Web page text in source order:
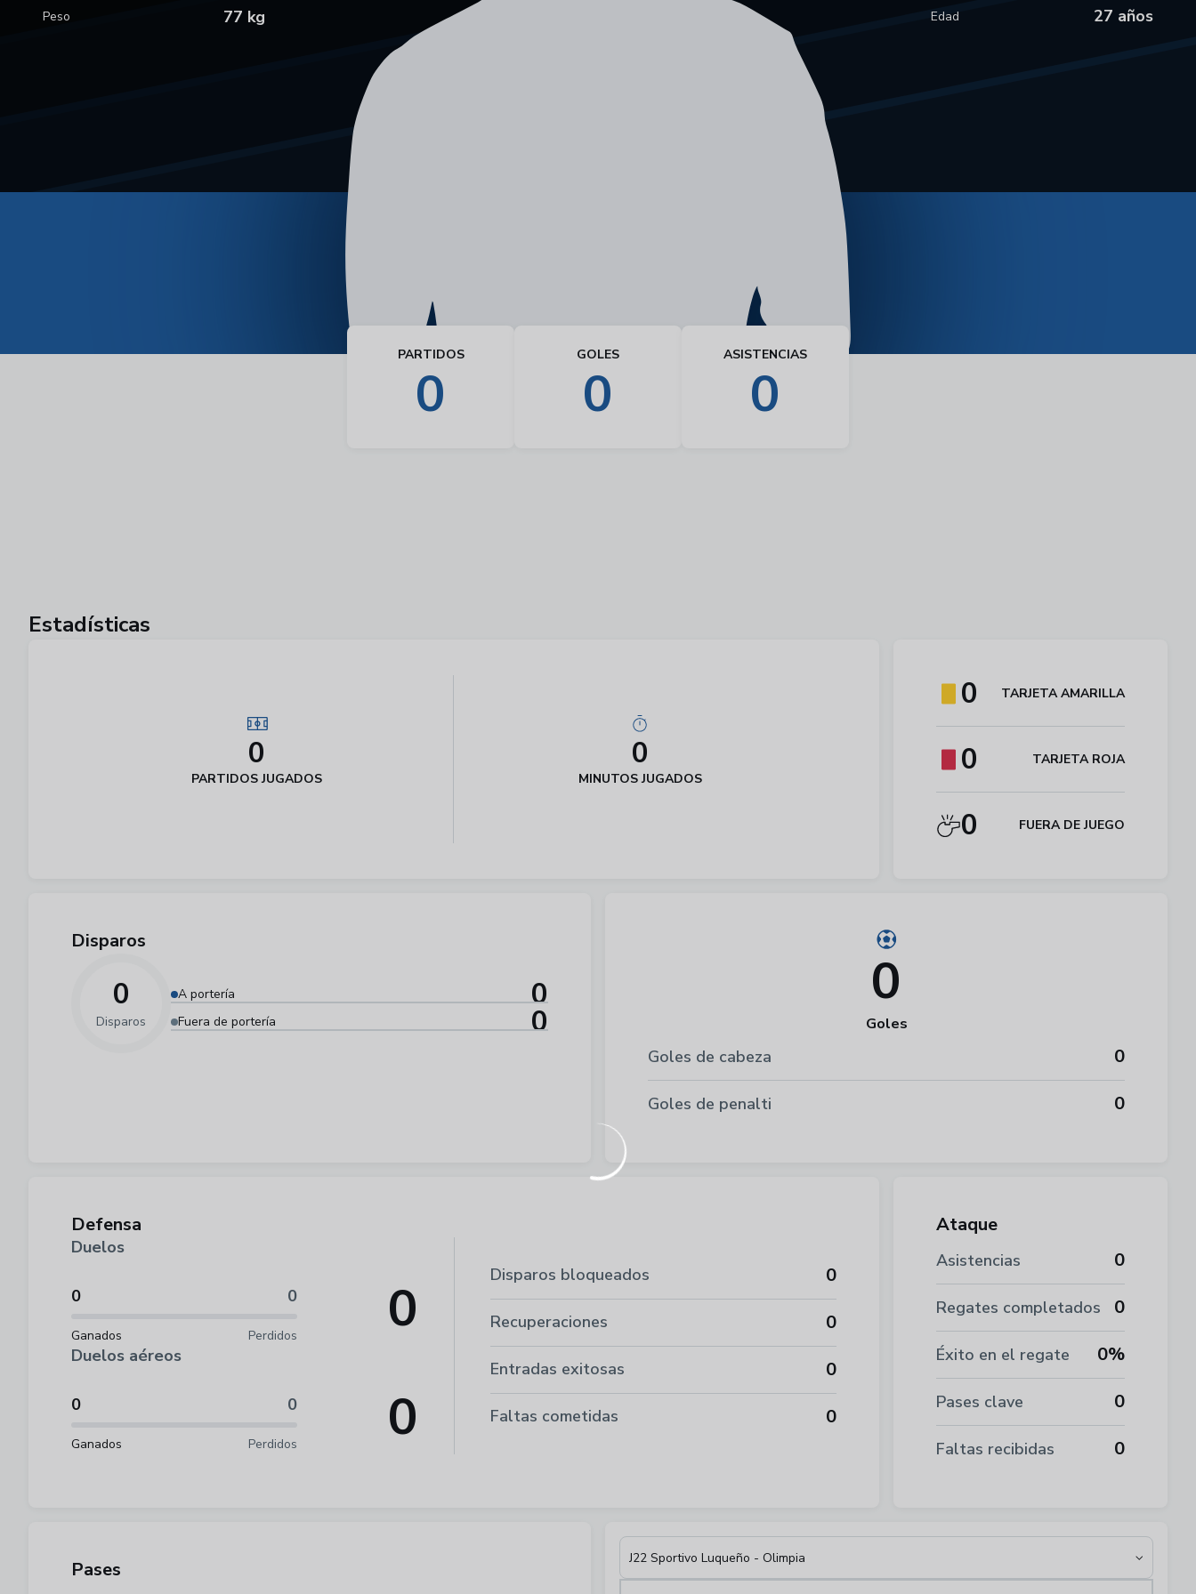
Peso 77 kg Edad 27 años
PARTIDOS
0
GOLES
0
ASISTENCIAS
0
Estadísticas
0
PARTIDOS JUGADOS
0
MINUTOS JUGADOS
0
Goles
Goles de cabeza 0
Goles de penalti 0
Disparos
0
Disparos
A portería 0
Fuera de portería 0
Ataque
Asistencias 0
Regates completados 0
Éxito en el regate 0%
Pases clave 0
Faltas recibidas 0
0 TARJETA AMARILLA
0 TARJETA ROJA
0 FUERA DE JUEGO
Defensa
Duelos
0 0
Ganados Perdidos 0
Duelos aéreos
0 0
Ganados Perdidos 0
Disparos bloqueados 0
Recuperaciones 0
Entradas exitosas 0
Faltas cometidas 0
Pases J22 Sportivo Luqueño - Olimpia